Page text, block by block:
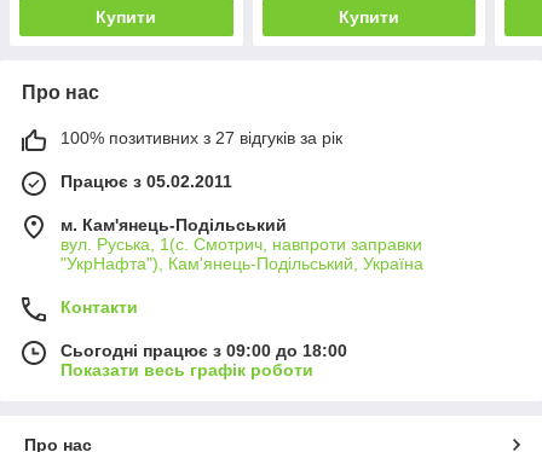
Купити Купити
Про нас
100% позитивних з 27 відгуків за рік
Працює з 05.02.2011
м. Кам'янець-Подільський
вул. Руська, 1(с. Смотрич, навпроти заправки
"УкрНафта"), Кам'янець-Подільський, Україна
Контакти
Сьогодні працює з 09:00 до 18:00
Показати весь графік роботи
Про нас